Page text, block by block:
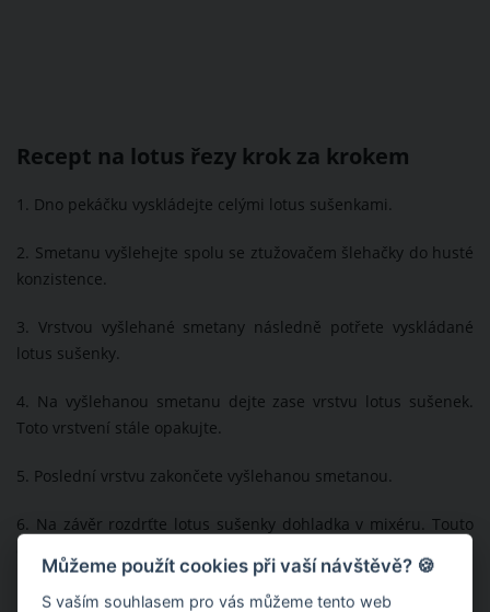
Recept na lotus řezy krok za krokem
1. Dno pekáčku vyskládejte celými lotus sušenkami.
2. Smetanu vyšlehejte spolu se ztužovačem šlehačky do husté
konzistence.
3. Vrstvou vyšlehané smetany následně potřete vyskládané
lotus sušenky.
4. Na vyšlehanou smetanu dejte zase vrstvu lotus sušenek.
Toto vrstvení stále opakujte.
5. Poslední vrstvu zakončete vyšlehanou smetanou.
6. Na závěr rozdrťte lotus sušenky dohladka v mixéru. Touto
Můžeme použít cookies při vaší návštěvě? 🍪
S vaším souhlasem pro vás můžeme tento web